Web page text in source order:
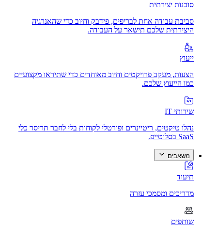
סוכנות יצירתית
סביבת עבודה אחת לבריפים, פידבק וחיוב כדי שהאנרגיה
היצירתית שלכם תישאר על העבודה.
ייעוץ
הצעות, מעקב פרויקטים וחיוב מאוחדים כדי שתיראו מקצועיים
כמו הייעוץ שלכם.
שירותי IT
נהלו טיקטים, ריטיינרים ופורטלי לקוחות בלי לחבר תריסר כלי
SaaS בסלוטייפ.
משאבים
תיעוד
מדריכים ומסמכי עזרה
שותפים